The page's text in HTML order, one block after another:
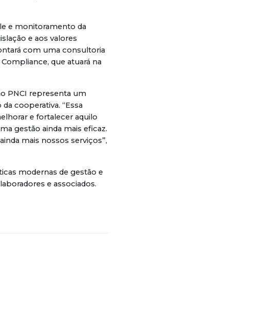
e monitoramento da
e aos valores
com uma consultoria
que atuará na
PNCI representa um
cooperativa. “Essa
e fortalecer aquilo
gestão ainda mais eficaz.
mais nossos serviços”,
modernas de gestão e
e associados.